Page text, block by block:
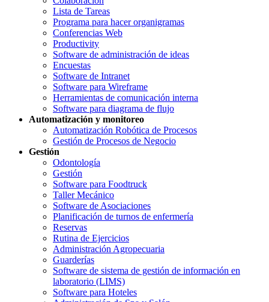
Lista de Tareas
Programa para hacer organigramas
Conferencias Web
Productivity
Software de administración de ideas
Encuestas
Software de Intranet
Software para Wireframe
Herramientas de comunicación interna
Software para diagrama de flujo
Automatización y monitoreo
Automatización Robótica de Procesos
Gestión de Procesos de Negocio
Gestión
Odontología
Gestión
Software para Foodtruck
Taller Mecánico
Software de Asociaciones
Planificación de turnos de enfermería
Reservas
Rutina de Ejercicios
Administración Agropecuaria
Guarderías
Software de sistema de gestión de información en
laboratorio (LIMS)
Software para Hoteles